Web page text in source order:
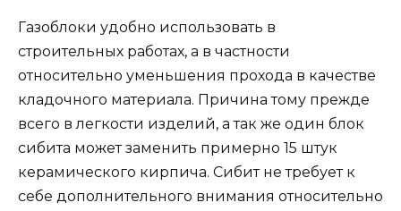
Газоблоки удобно использовать в
строительных работах, а в частности
относительно уменьшения прохода в качестве
кладочного материала. Причина тому прежде
всего в легкости изделий, а так же один блок
сибита может заменить примерно 15 штук
керамического кирпича. Сибит не требует к
себе дополнительного внимания относительно